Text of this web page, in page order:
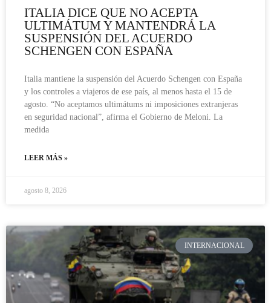
ITALIA DICE QUE NO ACEPTA
ULTIMÁTUM Y MANTENDRÁ LA
SUSPENSIÓN DEL ACUERDO
SCHENGEN CON ESPAÑA
Italia mantiene la suspensión del Acuerdo Schengen con España
y los controles a viajeros de ese país, al menos hasta el 15 de
agosto. “No aceptamos ultimátums ni imposiciones extranjeras
en seguridad nacional”, afirma el Gobierno de Meloni. La
medida
LEER MÁS »
agosto 8, 2026
INTERNACIONAL